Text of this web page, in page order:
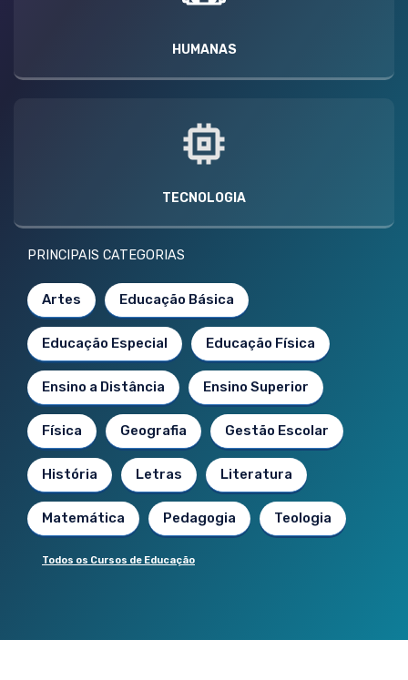
HUMANAS
TECNOLOGIA
PRINCIPAIS CATEGORIAS
Artes Educação Básica
Educação Especial Educação Física
Ensino a Distância Ensino Superior
Física Geografia Gestão Escolar
História Letras Literatura
Matemática Pedagogia Teologia
Todos os Cursos de Educação